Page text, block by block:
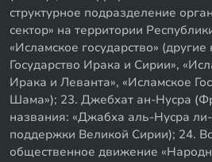
структурное подразделение
сектор» на территории
«Исламское государство»
Государство Ирака и Сирии»,
Ирака и Леванта», «Исламское
Шама»); 23. Джебхат ан-Нусра
названия: «Джабха аль-Нусра
поддержки Великой Сирии); 24.
общественное движение